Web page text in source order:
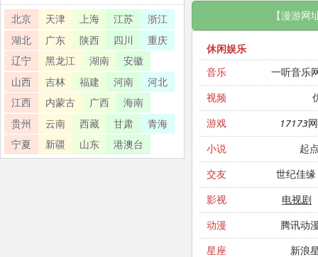
【漫游网
休闲娱乐
音乐
一听音乐
视频
游戏 17173
小说 起
交友 世纪佳缘
影视 电视剧
动漫 腾讯动
星座 新浪
北京 天津 上海 江苏
浙江
湖北
广东 陕西 四川
重庆
辽宁
黑龙江 湖南
安徽
山西
吉林 福建 河南
河北
江西
内蒙古 广西
海南
贵州
云南 西藏 甘肃
青海
宁夏
新疆 山东 港澳台